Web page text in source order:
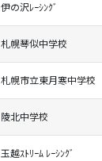
伊の沢ﾚｰｼﾝｸﾞ
札幌琴似中学校
札幌市立東月寒中学校
陵北中学校
玉越ｽﾄﾘｰﾑ ﾚｰｼﾝｸﾞ